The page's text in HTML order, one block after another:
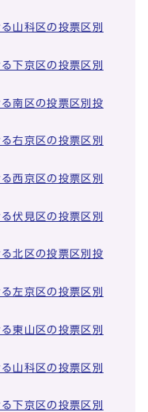
山科区の投票区別
下京区の投票区別
南区の投票区別投
右京区の投票区別
西京区の投票区別
伏見区の投票区別
北区の投票区別投
左京区の投票区別
東山区の投票区別
山科区の投票区別
下京区の投票区別